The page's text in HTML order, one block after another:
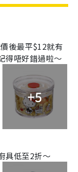
後最平$12就有
得唔好錯過啦～
+5
具低至2折～